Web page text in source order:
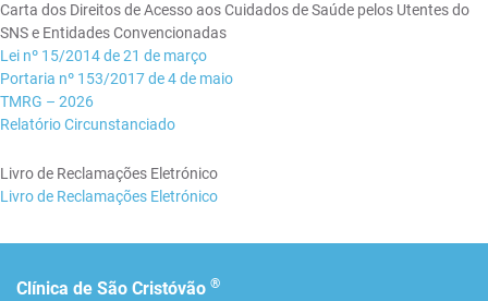
Carta dos Direitos de Acesso aos Cuidados de Saúde pelos Utentes do
SNS e Entidades Convencionadas
Lei nº 15/2014 de 21 de março
Portaria nº 153/2017 de 4 de maio
TMRG – 2026
Relatório Circunstanciado
Livro de Reclamações Eletrónico
Livro de Reclamações Eletrónico
Clínica de São Cristóvão ®